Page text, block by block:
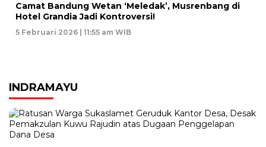
Camat Bandung Wetan ‘Meledak’, Musrenbang di
Hotel Grandia Jadi Kontroversi!
5 Februari 2026 | 11:55 am WIB
INDRAMAYU